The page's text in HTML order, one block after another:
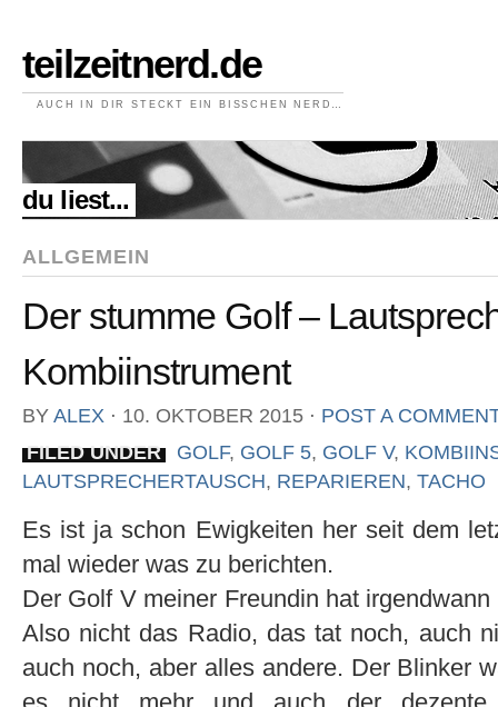
teilzeitnerd.de
AUCH IN DIR STECKT EIN BISSCHEN NERD…
du liest...
ALLGEMEIN
Der stumme Golf –
Kombiinstrument
BY ALEX ⋅ 10. OKTOBER 2015 ⋅ POST A
FILED UNDER
GOLF, GOLF 5, GOLF V,
LAUTSPRECHERTAUSCH, REPARIEREN, TACHO
Es ist ja schon Ewigkeiten her seit dem
mal wieder was zu berichten.
Der Golf V meiner Freundin hat
Also nicht das Radio, das tat noch, auch
auch noch, aber alles andere. Der Blinker